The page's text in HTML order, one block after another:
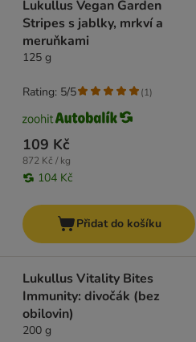
Lukullus Vegan Garden
Stripes s jablky, mrkví a
meruňkami
125 g
109 Kč
872 Kč / kg
104 Kč
Rating: 5/5 (1)
Přidat do košíku
Lukullus Vitality Bites
Immunity: divočák (bez
obilovin)
200 g